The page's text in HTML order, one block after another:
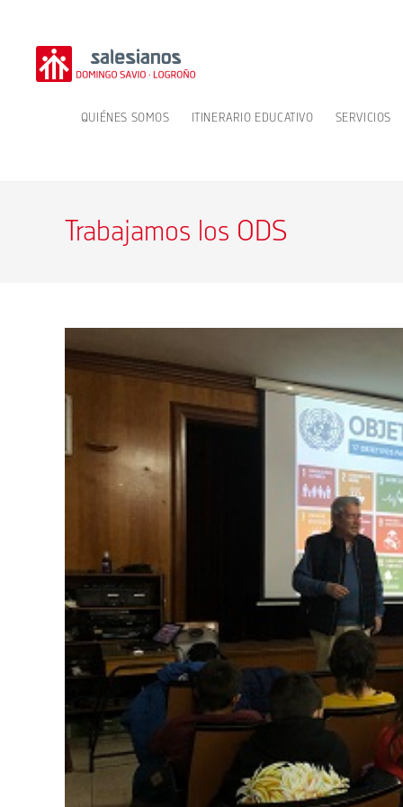
contenido
QUIÉNES SOMOS ITINERARIO EDUCATIVO SERVICIOS
Trabajamos los ODS